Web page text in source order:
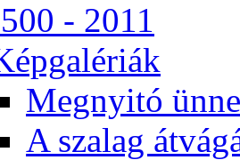
- 2011
Meg­nyi­tó
A sza­lag